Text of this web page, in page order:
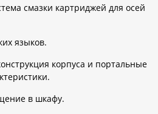
смазки картриджей для осей
языков.
корпуса и портальные
в шкафу.